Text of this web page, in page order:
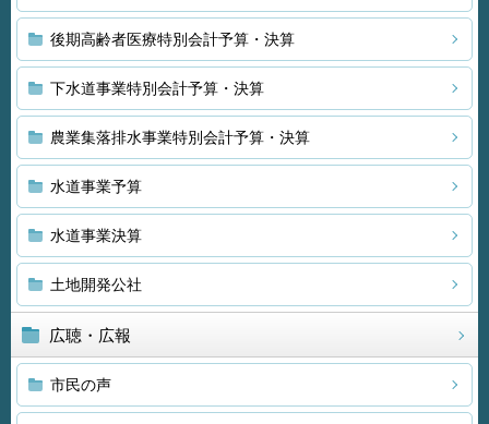
後期高齢者医療特別会計予算・決算
下水道事業特別会計予算・決算
農業集落排水事業特別会計予算・決算
水道事業予算
水道事業決算
土地開発公社
広聴・広報
市民の声